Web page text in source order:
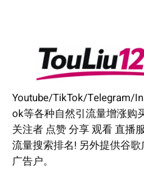
Youtube/TikTok/Telegram/
ok等各种自然引流量增涨购
关注者 点赞 分享 观看 直播
流量搜索排名! 另外提供谷
广告户。